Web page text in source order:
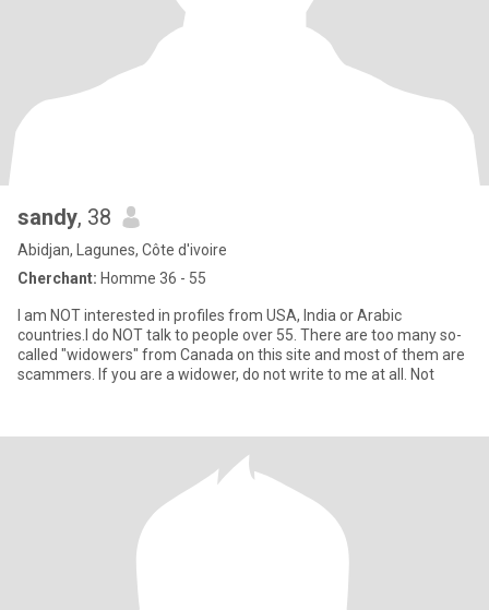
sandy, 38
Abidjan, Lagunes, Côte d'ivoire
Cherchant: Homme 36 - 55
I am NOT interested in profiles from USA, India or Arabic
countries.I do NOT talk to people over 55. There are too many so-
called "widowers" from Canada on this site and most of them are
scammers. If you are a widower, do not write to me at all. Not